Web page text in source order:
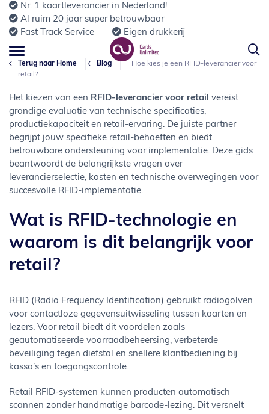
Nr. 1 kaartleverancier in Nederland!
Al ruim 20 jaar super betrouwbaar
Fast Track Service
Eigen drukkerij
Terug naar Home Blog
Hoe kies je een RFID-leverancier voor
retail?
Het kiezen van een RFID-leverancier voor retail vereist
grondige evaluatie van technische specificaties,
productiekapaciteit en retail-ervaring. De juiste partner
begrijpt jouw specifieke retail-behoeften en biedt
betrouwbare ondersteuning voor implementatie. Deze gids
beantwoordt de belangrijkste vragen over
leverancierselectie, kosten en technische overwegingen voor
succesvolle RFID-implementatie.
Wat is RFID-technologie en
waarom is dit belangrijk voor
retail?
RFID (Radio Frequency Identification) gebruikt radiogolven
voor contactloze gegevensuitwisseling tussen kaarten en
lezers. Voor retail biedt dit voordelen zoals
geautomatiseerde voorraadbeheersing, verbeterde
beveiliging tegen diefstal en snellere klantbediening bij
kassa’s en toegangscontrole.
Retail RFID-systemen kunnen producten automatisch
scannen zonder handmatige barcode-lezing. Dit versnelt